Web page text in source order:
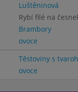
Luštěninová
Rybí filé na
Brambory
ovoce
Těstoviny s
ovoce